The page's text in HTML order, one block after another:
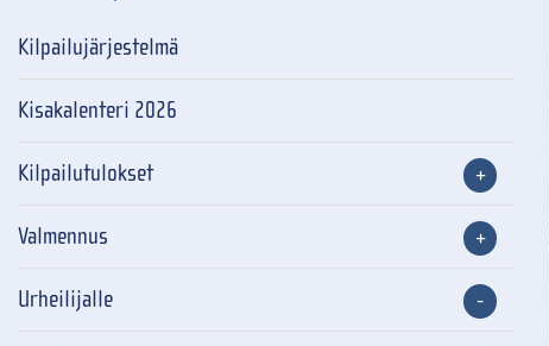
Kilpailujärjestelmä
Kisakalenteri 2026
Kilpailutulokset
Valmennus
Urheilijalle